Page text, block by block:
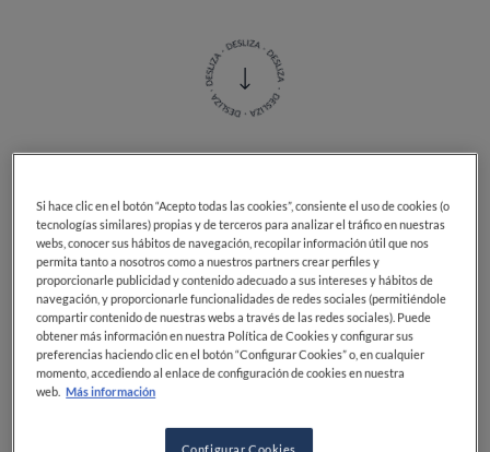
Sencillas de preparar,
saludables pero deliciosas:
descubre 7 ideas fáciles y
saludables de comidas frías
para llevar al trabajo.
Estas recetas incluyen ensaladas refrescantes, sopas
Si hace clic en el botón “Acepto todas las cookies”, consiente el uso de cookies (o
tecnologías similares) propias y de terceros para analizar el tráfico en nuestras
webs, conocer sus hábitos de navegación, recopilar información útil que nos
permita tanto a nosotros como a nuestros partners crear perfiles y
proporcionarle publicidad y contenido adecuado a sus intereses y hábitos de
navegación, y proporcionarle funcionalidades de redes sociales (permitiéndole
compartir contenido de nuestras webs a través de las redes sociales). Puede
obtener más información en nuestra Política de Cookies y configurar sus
preferencias haciendo clic en el botón “Configurar Cookies” o, en cualquier
momento, accediendo al enlace de configuración de cookies en nuestra
web. Más información
Configurar Cookies